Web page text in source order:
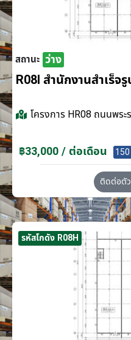
สถานะ ว่าง
R08I สำนักงานสำเร็จ
โครงการ HR08 ถนนพระ
฿33,000 / ต่อเดือน
ติดต่อตั
รหัสโกดัง R08H